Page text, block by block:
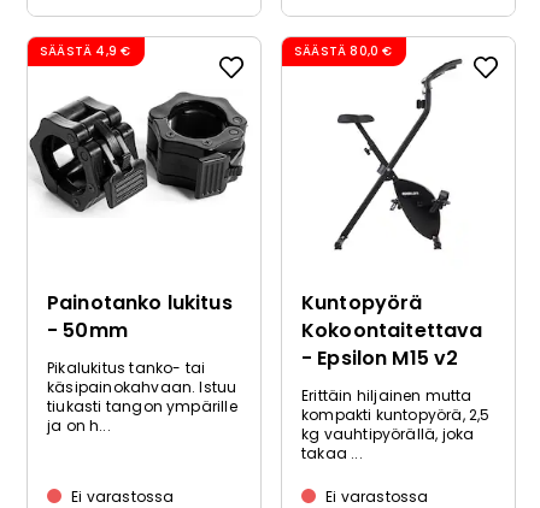
SÄÄSTÄ 4,9 €
Painotanko lukitus
- 50mm
Pikalukitus tanko- tai
käsipainokahvaan. Istuu
tiukasti tangon ympärille
ja on h...
Ei varastossa
SÄÄSTÄ 80,0 €
Kuntopyörä
Kokoontaitettava
- Epsilon M15 v2
Erittäin hiljainen mutta
kompakti kuntopyörä, 2,5
kg vauhtipyörällä, joka
takaa ...
Ei varastossa